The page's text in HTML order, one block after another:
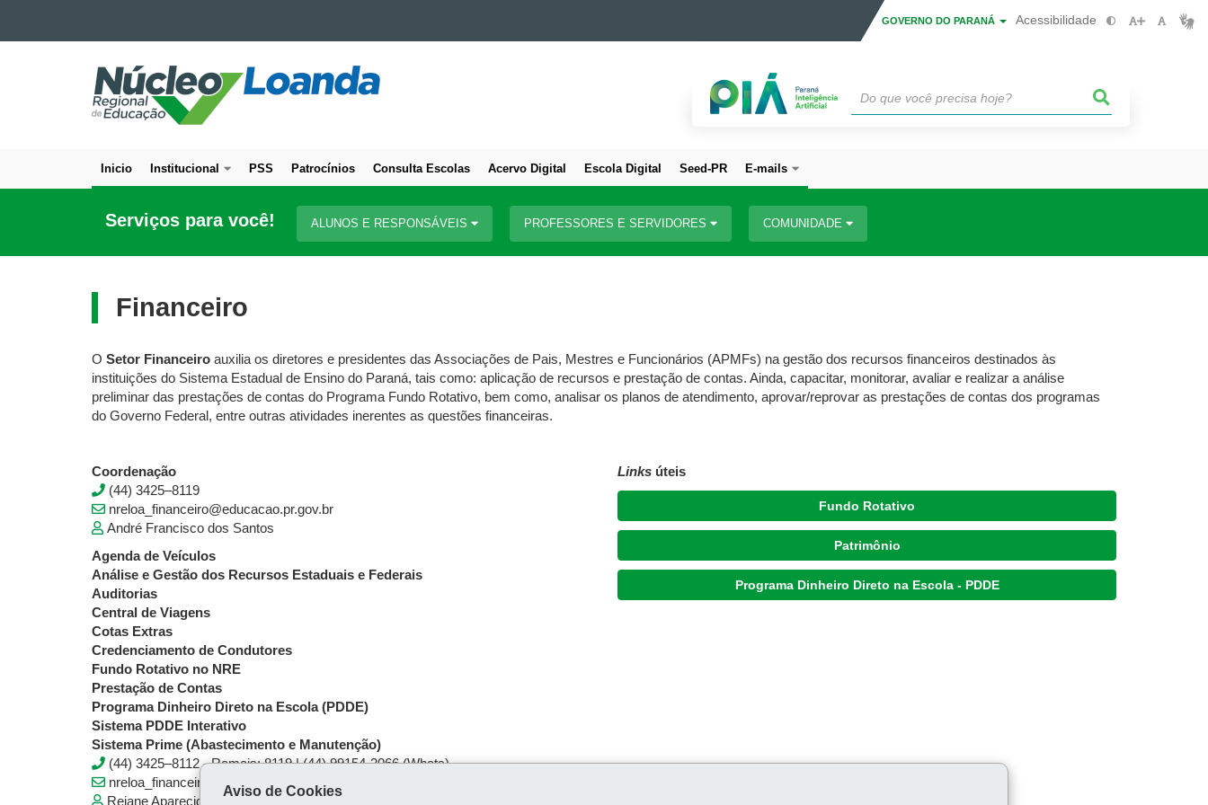
Ir para a navegação
Ir para a busca
GOVERNO DO PARANÁ Acessibilidade
NÚCLEO
REGIONAL
DE
LOANDA
Navegação
principal
Inicio Institucional PSS Patrocínios Consulta Escolas Acervo Digital Escola Digital Seed-PR E-mails
Serviços para você! ALUNOS E RESPONSÁVEIS PROFESSORES E SERVIDORES COMUNIDADE
Financeiro
O Setor Financeiro auxilia os diretores e presidentes das Associações de Pais, Mestres e Funcionários (APMFs) na gestão dos recursos financeiros destinados às
instituições do Sistema Estadual de Ensino do Paraná, tais como: aplicação de recursos e prestação de contas. Ainda, capacitar, monitorar, avaliar e realizar a análise
preliminar das prestações de contas do Programa Fundo Rotativo, bem como, analisar os planos de atendimento, aprovar/reprovar as prestações de contas dos programas
do Governo Federal, entre outras atividades inerentes as questões financeiras.
Coordenação
(44) 3425–8119
nreloa_financeiro@educacao.pr.gov.br
André Francisco dos Santos
Agenda de Veículos
Análise e Gestão dos Recursos Estaduais e Federais
Auditorias
Central de Viagens
Cotas Extras
Credenciamento de Condutores
Fundo Rotativo no NRE
Prestação de Contas
Programa Dinheiro Direto na Escola (PDDE)
Sistema PDDE Interativo
Sistema Prime (Abastecimento e Manutenção)
(44) 3425–8112 - Ramais: 8119 | (44) 99154-2066 (Whats)
nreloa_financeiro@educacao.pr.gov.br
Rejane Aparecida Costa
Links úteis
Fundo Rotativo
Patrimônio
Programa Dinheiro Direto na Escola - PDDE
Aviso de Cookies